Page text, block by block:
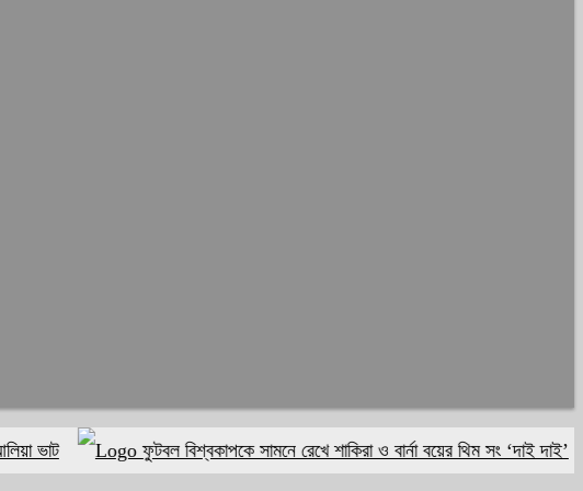
ফুটবল বিশ্বকাপকে সামনে রেখে শাকিরা ও বার্না বয়ের থিম সং ‘দাই দাই’